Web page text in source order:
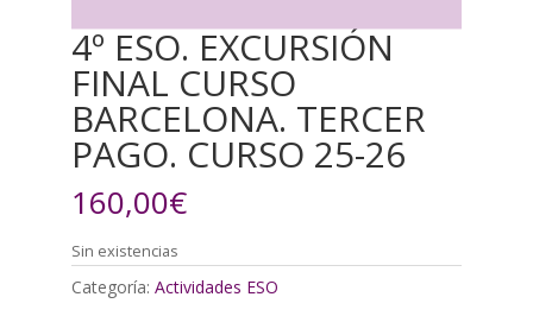
4º ESO. EXCURSIÓN
FINAL CURSO
BARCELONA. TERCER
PAGO. CURSO 25-26
160,00€
Sin existencias
Categoría: Actividades ESO